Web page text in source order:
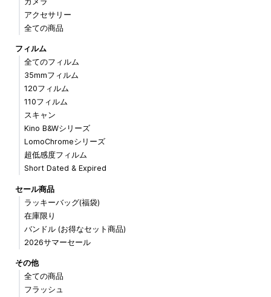
アクセサリー
全ての商品
フィルム
全てのフィルム
35mmフィルム
120フィルム
110フィルム
スキャン
Kino B&Wシリーズ
LomoChromeシリーズ
超低感度フィルム
Short Dated & Expired
セール商品
ラッキーバッグ(福袋)
在庫限り
バンドル (お得なセット商品)
2026サマーセール
その他
全ての商品
フラッシュ